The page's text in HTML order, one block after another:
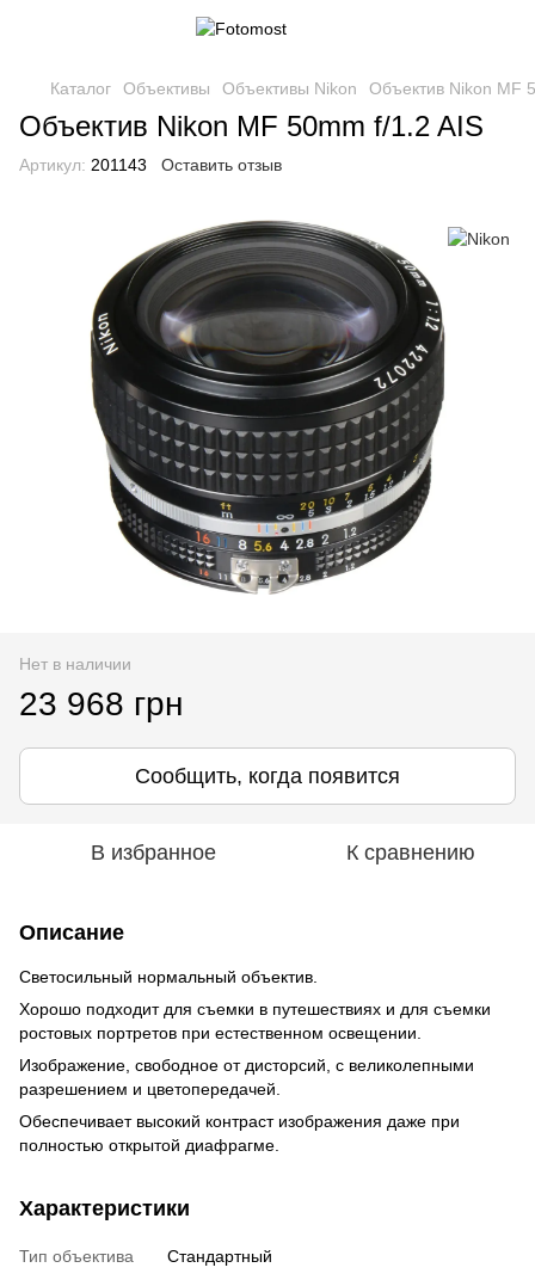
Каталог Объективы Объективы Nikon Объектив Nikon MF
Объектив Nikon MF 50mm f/1.2 AIS
Артикул: 201143 Оставить отзыв
Нет в наличии
23 968 грн
Сообщить, когда появится
В избранное К сравнению
Описание
Светосильный нормальный объектив.
Хорошо подходит для съемки в путешествиях и для съемки
ростовых портретов при естественном освещении.
Изображение, свободное от дисторсий, с великолепными
разрешением и цветопередачей.
Обеспечивает высокий контраст изображения даже при
полностью открытой диафрагме.
Характеристики
Тип объектива
Стандартный